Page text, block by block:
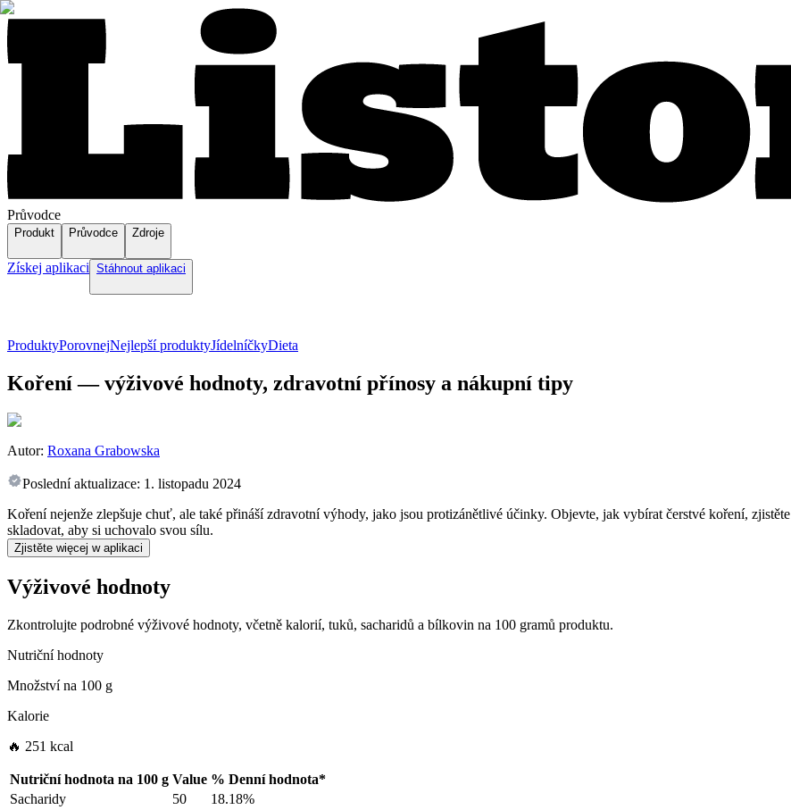
Průvodce
Produkt Průvodce Zdroje
Získej aplikaci Stáhnout aplikaci
ProduktyPorovnejNejlepší produktyJídelníčkyDieta
Koření — výživové hodnoty, zdravotní přínosy a nákupní tipy
Autor: Roxana Grabowska
Poslední aktualizace: 1. listopadu 2024
Koření nejenže zlepšuje chuť, ale také přináší zdravotní výhody, jako jsou protizánětlivé účinky. Objevte, jak vybírat čerstvé koření,
skladovat, aby si uchovalo svou sílu.
Zjistěte więcej w aplikaci
Výživové hodnoty
Zkontrolujte podrobné výživové hodnoty, včetně kalorií, tuků, sacharidů a bílkovin na 100 gramů produktu.
Nutriční hodnoty
Množství na 100 g
Kalorie
🔥 251 kcal
Nutriční hodnota na 100 g Value % Denní hodnota*
Sacharidy
50
18.18%